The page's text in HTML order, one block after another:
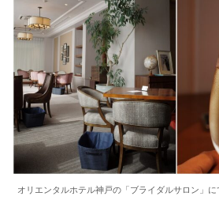
オリエンタルホテル神戸の「ブライダルサロン」